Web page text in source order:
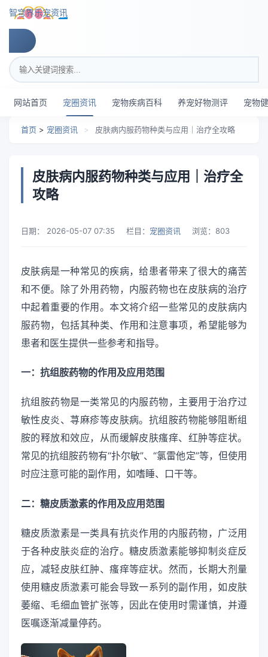
跳转到主要内容
智穹界乐宠资讯
搜索关键词
网站首页 宠圈资讯 宠物疾病百科 养宠好物测评 宠物
首页 > 宠圈资讯 > 皮肤病内服药物种类与应用｜治疗全攻略
皮肤病内服药物种类与应用｜治疗全
攻略
日期： 2026-05-07 07:35 栏目： 宠圈资讯 浏览： 803
皮肤病是一种常见的疾病，给患者带来了很大的痛苦
和不便。除了外用药物，内服药物也在皮肤病的治疗
中起着重要的作用。本文将介绍一些常见的皮肤病内
服药物，包括其种类、作用和注意事项，希望能够为
患者和医生提供一些参考和指导。
一：抗组胺药物的作用及应用范围
抗组胺药物是一类常见的内服药物，主要用于治疗过
敏性皮炎、荨麻疹等皮肤病。抗组胺药物能够阻断组
胺的释放和效应，从而缓解皮肤瘙痒、红肿等症状。
常见的抗组胺药物有“扑尔敏”、“氯雷他定”等，但使用
时应注意可能的副作用，如嗜睡、口干等。
二：糖皮质激素的作用及应用范围
糖皮质激素是一类具有抗炎作用的内服药物，广泛用
于各种皮肤炎症的治疗。糖皮质激素能够抑制炎症反
应，减轻皮肤红肿、瘙痒等症状。然而，长期大剂量
使用糖皮质激素可能会导致一系列的副作用，如皮肤
萎缩、毛细血管扩张等，因此在使用时需谨慎，并遵
医嘱逐渐减量停药。